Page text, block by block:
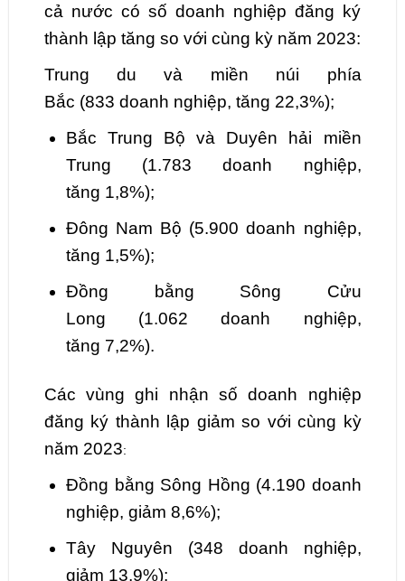
cả nước có số doanh nghiệp đăng ký
thành lập tăng so với cùng kỳ năm 2023:
Trung du và miền núi phía
Bắc (833 doanh nghiệp, tăng 22,3%);
Bắc Trung Bộ và Duyên hải miền
Trung (1.783 doanh nghiệp,
tăng 1,8%);
Đông Nam Bộ (5.900 doanh nghiệp,
tăng 1,5%);
Đồng bằng Sông Cửu
Long (1.062 doanh nghiệp,
tăng 7,2%).
Các vùng ghi nhận số doanh nghiệp
đăng ký thành lập giảm so với cùng kỳ
năm 2023:
Đồng bằng Sông Hồng (4.190 doanh
nghiệp, giảm8,6%);
Tây Nguyên (348 doanh nghiệp,
giảm 13,9%);